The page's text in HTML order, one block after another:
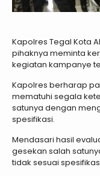
Kapolres Tegal Kota
pihaknya meminta
kegiatan kampanye
Kapolres berharap
mematuhi segala
satunya dengan
spesifikasi.
Mendasari hasil
gesekan salah
tidak sesuai